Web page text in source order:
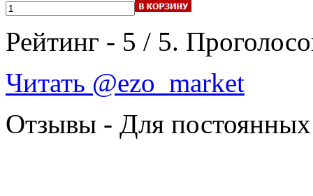
Рейтинг - 5 / 5.
Читать @ezo_market
Отзывы - Для